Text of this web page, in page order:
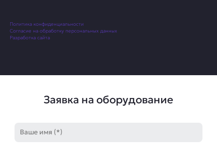
Политика конфиденциальности
Согласие на обработку персональных данных
Разработка сайта
Заявка на оборудование